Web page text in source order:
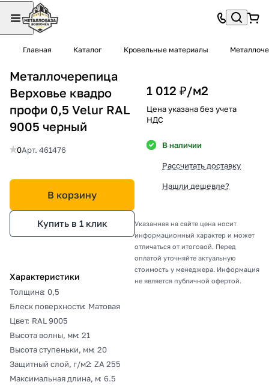
Главная Каталог Кровельные материалы
Металлочерепица
Верховье квадро
профи 0,5 Velur RAL
9005 черный
0Арт. 461476
В корзину
Купить в 1 клик
Характеристики
Толщина: 0,5
Блеск поверхности: Матовая
Цвет: RAL 9005
Высота волны, мм: 21
Высота ступеньки, мм: 20
Защитный слой, г/м2: ZA 255
Максимальная длина, м: 6.5
1 012 ₽/м2
Цена указана без учета
НДС
В наличии
Рассчитать доставку
Нашли дешевле?
Указанная на сайте цена носит
информационный характер и может
отличаться от итоговой. Перед
оплатой уточняйте актуальную
стоимость у менеджера. Информация
не является публичной офертой.